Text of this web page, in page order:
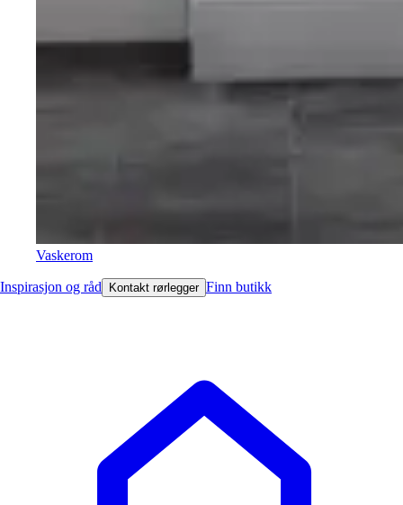
Vaskerom
Inspirasjon og råd Kontakt rørlegger Finn butikk